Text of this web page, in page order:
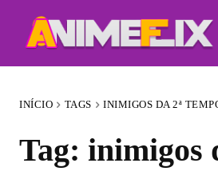
INÍCIO TAGS INIMIGOS DA 2ª
Tag: inimigos